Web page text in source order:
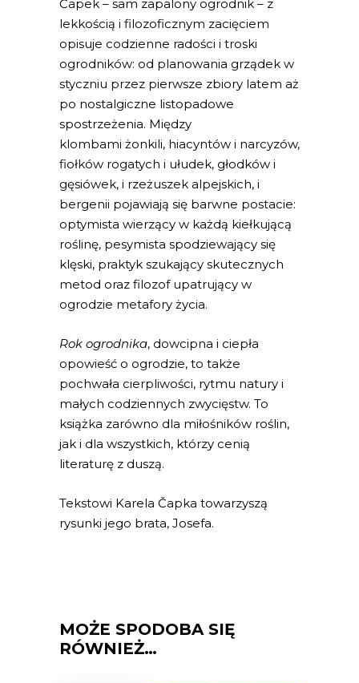
Čapek – sam zapalony ogrodnik – z
lekkością i filozoficznym zacięciem
opisuje codzienne radości i troski
ogrodników: od planowania grządek w
styczniu przez pierwsze zbiory latem aż
po nostalgiczne listopadowe
spostrzeżenia. Między
klombami żonkili, hiacyntów i narcyzów,
fiołków rogatych i ułudek, głodków i
gęsiówek, i rzeżuszek alpejskich, i
bergenii pojawiają się barwne postacie:
optymista wierzący w każdą kiełkującą
roślinę, pesymista spodziewający się
klęski, praktyk szukający skutecznych
metod oraz filozof upatrujący w
ogrodzie metafory życia.
Rok ogrodnika, dowcipna i ciepła
opowieść o ogrodzie, to także
pochwała cierpliwości, rytmu natury i
małych codziennych zwycięstw. To
książka zarówno dla miłośników roślin,
jak i dla wszystkich, którzy cenią
literaturę z duszą.
Tekstowi Karela Čapka towarzyszą
rysunki jego brata, Josefa.
MOŻE SPODOBA SIĘ
RÓWNIEŻ…